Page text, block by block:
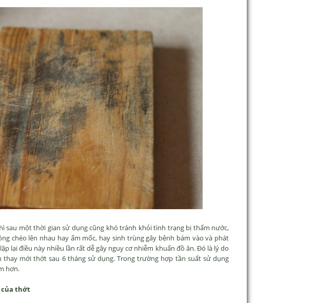
sau một thời gian sử dụng cũng khó tránh khỏi tình trạng bị thấm nước,
chéo lên nhau hay ẩm mốc, hay sinh trùng gây bệnh bám vào và phát
lại điều này nhiều lần rất dễ gây nguy cơ nhiễm khuẩn đồ ăn. Đó là lý do
thay mới thớt sau 6 tháng sử dụng. Trong trường hợp tần suất sử dụng
hơn.
của thớt